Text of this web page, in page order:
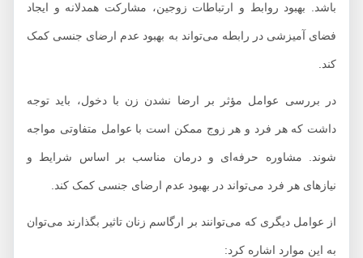
باشد. بهبود روابط و ارتباطات زوجین، مشارکت همدلانه و ایجاد
فضای آمیزشی در رابطه می‌تواند به بهبود عدم ارضای جنسی کمک
در بررسی عوامل مؤثر بر ارضا نشدن زن با دخول، باید توجه
داشت که هر فرد و هر زوج ممکن است با عوامل متفاوتی مواجه
شوند. مشاوره حرفه‌ای و درمان مناسب بر اساس شرایط و
نیازهای هر فرد می‌تواند در بهبود عدم ارضای جنسی کمک کند.
از عوامل دیگری که می‌توانند بر ارگاسم زنان تاثیر بگذارند می‌توان
به این موارد اشاره کرد: